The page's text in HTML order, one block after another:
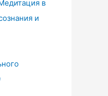
в
и